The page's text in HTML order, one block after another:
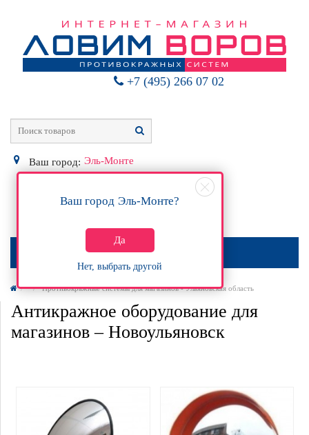
+7 (495) 266 07 02
Ваш город: Эль-Монте
Ваш город Эль-Монте?
Да
Нет, выбрать другой
0Р
МЕНЮ
Противокражные системы для магазинов - Ульяновская область
Антикражное оборудование для
магазинов – Новоульяновск